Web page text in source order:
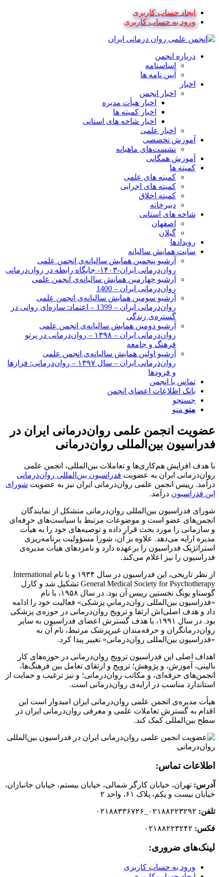
ایجاد حساب کاربری
ورود به حساب کاربری
درباره انجمن
اساسنامه
آیین نامه ها
اخبار
اخبار انجمن
اخبار هیأت مدیره
اخبار کمیته ها
اخبار شاخه های استانی
اخبار علمی
آموزش تخصصی
نشست‌های ماهیانه
آموزش همگانی
کمیته ها
کمیته های علمی
کمیته های اجرایی
کمیته اخلاق
دبیرخانه
شاخه های استانی
اصفهان
گیلان
رویدادها
سایت همایش سالیانه
آرشیو پنجمین همایش سالیانه‌ی انجمن علمی
روان‌درمانی ایران-۱۴۰۳- جایگاه رابطه در روان‌درمانی
آرشیو چهارمین همایش سالیانه‌ی انجمن علمی
روان‌درمانی ایران – 1400
آرشیو سومین همایش سالیانه‌ی انجمن علمی
روان‌درمانی ایران – 1399 – اعتماد: سازه‌ای روانی در
گستره‌ی زندگی
آرشیو دومین همایش سالیانه‌ی انجمن علمی
روان‌درمانی ایران – ۱۳۹۸ – روان‌درمانی در پرتو
فرهنگ و جامعه
آرشیو اولین همایش سالیانه‌ی انجمن علمی
روان‌درمانی ایران – سال ۱۳۹۷ – روان‌درمانی: فرازها
و فرودها
تماس با انجمن
بانک اطلاعات اعضای انجمن
جستجو
منو منو
عضویت انجمن علمی روان‌درمانی ایران در
فدراسیون بین‌المللی روان‌درمانی
با هدف افزایش هم‌کاری‌ها و تعاملات بین‌المللی، انجمن علمی
روان‌درمانی ایران به عضویت فدراسیون بین‌المللی روان‌درمانی
درآمد. رییس انجمن علمی روان‌درمانی ایران نیز به عضویت شورای
این فدراسیون درآمد.
شورای فدراسیون بین‌المللی روان‌درمانی متشکل از نمایندگان
انجمن‌های عضو است و موضوعات مرتبط با سیاست‌های حرفه‌ای
و سازمانی را مورد بحث قرار داده و توصیه‌های خود را به هیأت
مدیره ارایه می‌دهد. علاوه بر آن، شورا مسؤولیت برنامه‌ریزی
استراتژیک فدراسیون را برعهده دارد و نامزدهای هیأت مدیره‌ی
فدراسیون را نیز اعلام می‌کند.
از نظر تاریخی، این فدراسیون در سال ١٩٣۴ و با نام International
General Medical Society for Psychotherapy تشکیل شد و کارل
گوستاو یونگ نخستین رییس آن بود. در سال ١٩۵٨، با نام
«فدراسیون بین‌المللی روان‌درمانیِ پزشکی» فعالیت خود را ادامه
داد و هدف اصلی‌اش ارتقا و ترویج روان‌درمانی در حوزه‌ی پزشکی
بود. در سال ١٩٩١، با هدف گسترش اعضای فدراسیون به سایر
روان‌درمانگران و حرفه‌مندان غیرپزشک مرتبط، نام آن به
«فدراسیون بین‌المللی روان‌درمانی» تغییر پیدا کرد.
اهداف اصلی این فدراسیون ترویج روان‌درمانی در حوزه‌های کار
بالینی، آموزش، و پژوهش؛ ترویج و ارتقای تعامل بین فرهنگ‌ها،
انجمن‌های حرفه‌ای، و مکاتب روان‌درمانی؛ و نیز ترغیب و حمایت از
استاندارد مناسب در ارایه‌ی روان‌درمانی است.
هیأت مدیره‌ی انجمن علمی روان‌درمانی ایران امیدوار است این
اقدام به گسترش تعاملات علمی و معرفی روان‌درمانی ایران در
سطح بین‌المللی کمک کند.
اطلاعات تماس:
آدرس: تهران، خیابان کارگر شمالی، خیابان بیستم، خیابان جانبازان،
خیابان بیست و یکم، پلاک ۶۱، واحد ۲
تلفن:
فکس:
لینک‌های ضروری:
ورود به حساب کاربری